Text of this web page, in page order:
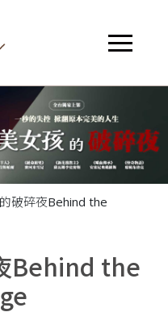
破碎夜Behind the
Behind the